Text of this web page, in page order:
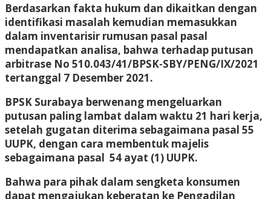
Berdasarkan fakta hukum dan dikaitkan dengan
identifikasi masalah kemudian memasukkan
dalam inventarisir rumusan pasal pasal
mendapatkan analisa, bahwa terhadap putusan
arbitrase No 510.043/41/BPSK-SBY/PENG/IX/2021
tertanggal 7 Desember 2021.
BPSK Surabaya berwenang mengeluarkan
putusan paling lambat dalam waktu 21 hari kerja,
setelah gugatan diterima sebagaimana pasal 55
UUPK, dengan cara membentuk majelis
sebagaimana pasal 54 ayat (1) UUPK.
Bahwa para pihak dalam sengketa konsumen
dapat mengajukan keberatan ke Pengadilan